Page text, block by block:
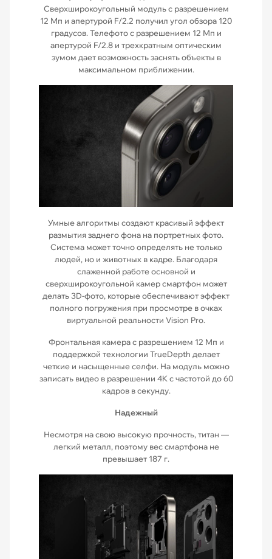
Сверхширокоугольный модуль с разрешением
12 Мп и апертурой F/2.2 получил угол обзора 120
градусов. Телефото с разрешением 12 Мп и
апертурой F/2.8 и трехкратным оптическим
зумом дает возможность заснять объекты в
максимальном приближении.
Умные алгоритмы создают красивый эффект
размытия заднего фона на портретных фото.
Система может точно определять не только
людей, но и животных в кадре. Благодаря
слаженной работе основной и
сверхширокоугольной камер смартфон может
делать 3D-фото, которые обеспечивают эффект
полного погружения при просмотре в очках
виртуальной реальности Vision Pro.
Фронтальная камера с разрешением 12 Мп и
поддержкой технологии TrueDepth делает
четкие и насыщенные селфи. На модуль можно
записать видео в разрешении 4K с частотой до 60
кадров в секунду.
Надежный
Несмотря на свою высокую прочность, титан —
легкий металл, поэтому вес смартфона не
превышает 187 г.